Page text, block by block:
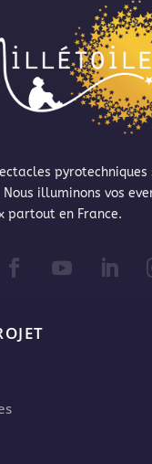
illuminons vos
partout en France.